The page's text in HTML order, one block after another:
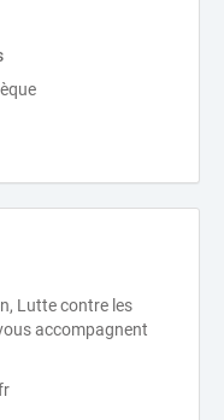
Lutte contre les
accompagnent